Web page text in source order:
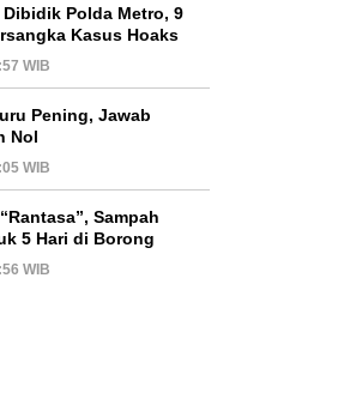
Polda Metro, 9
Kasus Hoaks
WIB
Pening, Jawab
Nol
WIB
Sampah
5 Hari di Borong
WIB